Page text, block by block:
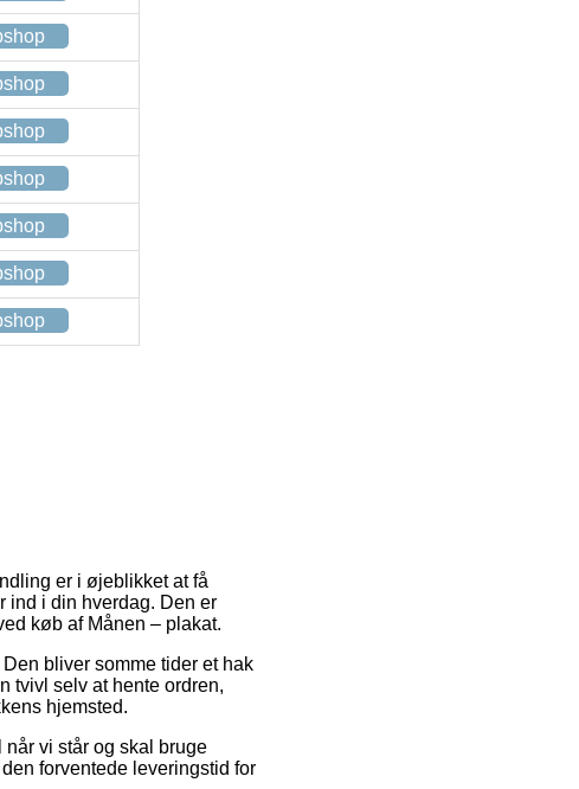
er i øjeblikket at få
ind i din hverdag. Den er
køb af Månen – plakat.
bliver somme tider et hak
tvivl selv at hente ordren,
hjemsted.
vi står og skal bruge
forventede leveringstid for